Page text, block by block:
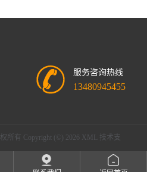
服务咨询热线
13480945455
所有 Copyright (©) 2026 XML 技术支